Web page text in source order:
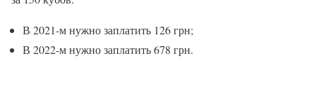
В 2021-м нужно заплатить 126 грн;
В 2022-м нужно заплатить 678 грн.